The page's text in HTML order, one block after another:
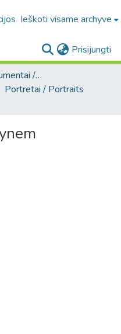
Ieškoti visame archyve
Prisijungti
4.3. Vaizdiniai dokumentai / Visual documents
Portretai / Portraits